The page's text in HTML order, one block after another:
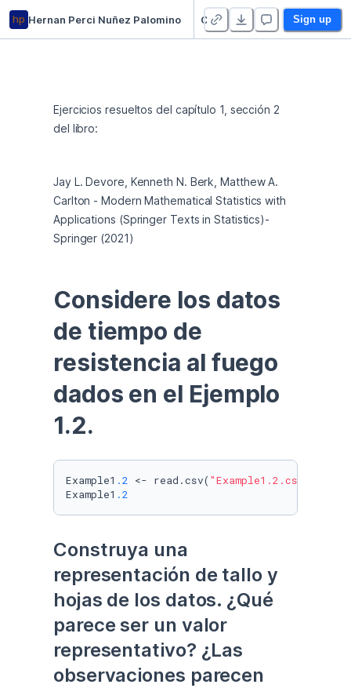
hp Hernan Perci Nuñez Palomino Cap01/Sec02 Métodos gráficos en estadística descriptiva Sign up
Ejercicios resueltos del capítulo 1, sección 2
del libro:
Jay L. Devore, Kenneth N. Berk, Matthew A.
Carlton - Modern Mathematical Statistics with
Applications (Springer Texts in Statistics)-
Springer (2021)
Considere los datos
de tiempo de
resistencia al fuego
dados en el Ejemplo
1.2.
Example1 .2 <- read.csv( "Example1.2.csv"
Example1 .2
Construya una
representación de tallo y
hojas de los datos. ¿Qué
parece ser un valor
representativo? ¿Las
observaciones parecen